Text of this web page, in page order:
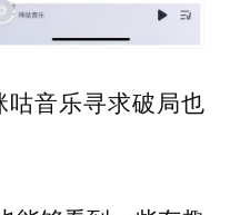
音乐寻求破局也